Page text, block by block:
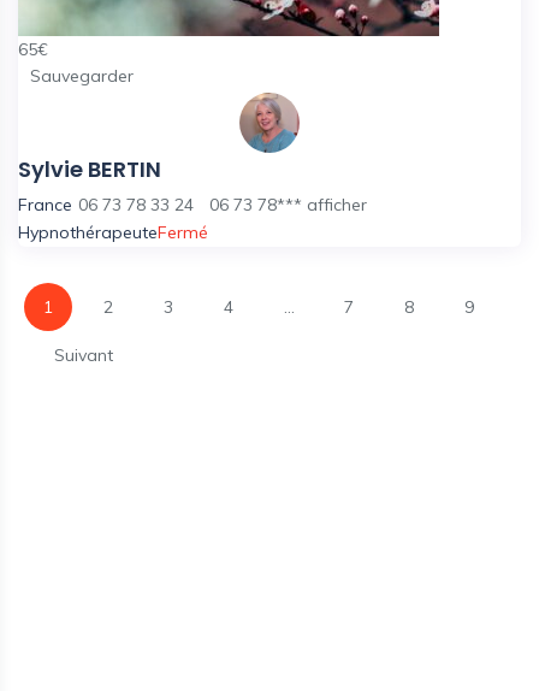
65€
Sauvegarder
Sylvie BERTIN
France 06 73 78 33 24 06 73 78*** afficher
HypnothérapeuteFermé
1 2 3 4 ... 7 8 9
Suivant